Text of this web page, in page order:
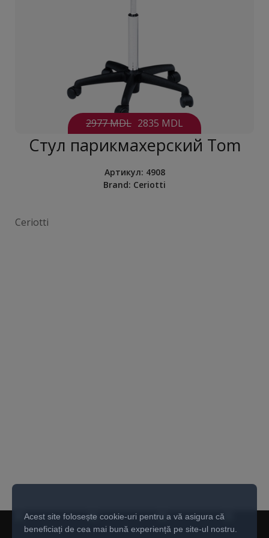
2977 MDL 2835 MDL
Стул парикмахерский Tom
Артикул: 4908
Brand: Ceriotti
Ceriotti
Acest site folosește cookie-uri pentru a vă asigura că
beneficiați de cea mai bună experiență pe site-ul nostru.